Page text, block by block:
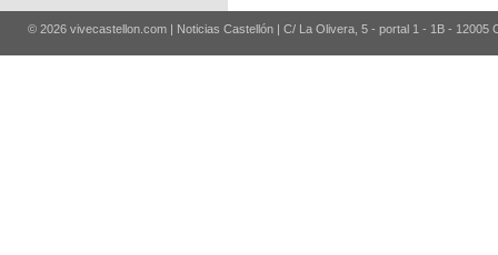
© 2026 vivecastellon.com | Noticias Castellón | C/ La Olivera, 5 - portal 1 - 1B - 12005